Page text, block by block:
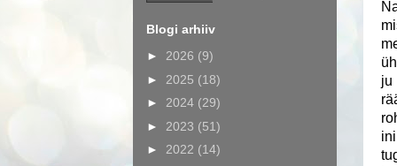
ju
Blogi arhiiv
► 2026 (9)
► 2025 (18)
► 2024 (29)
► 2023 (51)
► 2022 (14)